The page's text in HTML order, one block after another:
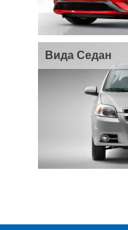
Вида Седан